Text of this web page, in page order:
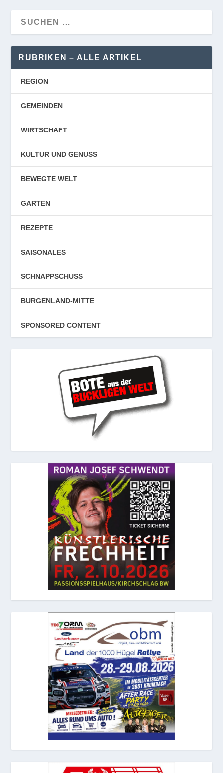
RUBRIKEN – ALLE ARTIKEL
REGION
GEMEINDEN
WIRTSCHAFT
KULTUR UND GENUSS
BEWEGTE WELT
GARTEN
REZEPTE
SAISONALES
SCHNAPPSCHUSS
BURGENLAND-MITTE
SPONSORED CONTENT